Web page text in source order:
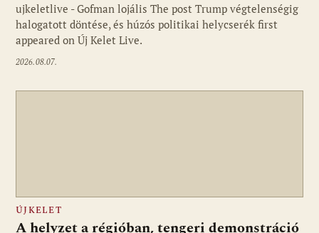
Fotó: ujkelet.live
ujkeletlive - Gofman lojális The post Trump végtelenségig
halogatott döntése, és húzós politikai helycserék first
appeared on Új Kelet Live.
2026.08.07.
ÚJKELET
A helyzet a régióban, tengeri demonstráció